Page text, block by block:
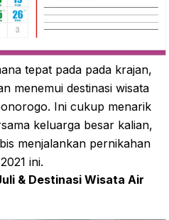
tepat pada pada krajan,
menemui destinasi wisata
Ini cukup menarik
keluarga besar kalian,
menjalankan pernikahan
ini.
& Destinasi Wisata Air